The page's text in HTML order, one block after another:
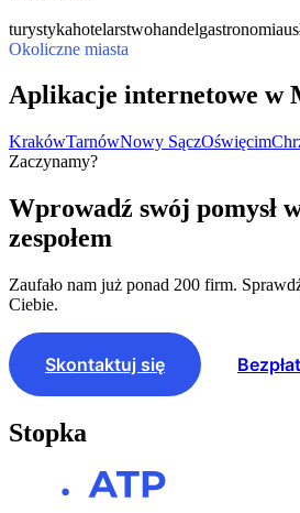
turystykahotelarstwohandelgastronomia
Okoliczne miasta
Aplikacje internetowe w
KrakówTarnówNowy SączOświęcim
Zaczynamy?
Wprowadź swój pomysł
zespołem
Zaufało nam już ponad 200 firm.
Ciebie.
Skontaktuj się
Stopka